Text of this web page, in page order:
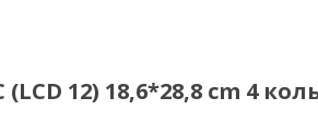
12) 18,6*28,8 cm 4